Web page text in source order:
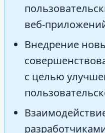
веб-
Внедрение
с целью